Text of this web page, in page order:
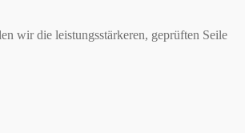
wir die leistungsstärkeren, geprüften Seile